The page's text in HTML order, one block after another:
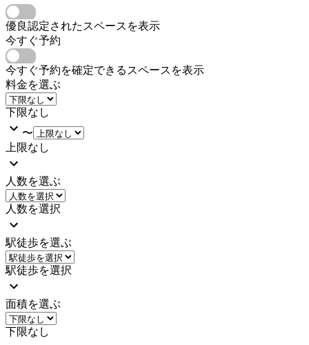
優良認定されたスペースを表示
今すぐ予約
今すぐ予約を確定できるスペースを表示
料金を選ぶ
下限なし
〜
上限なし
人数を選ぶ
人数を選択
駅徒歩を選ぶ
駅徒歩を選択
面積を選ぶ
下限なし